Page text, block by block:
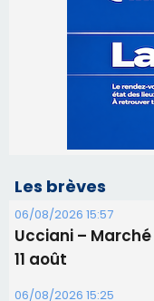
Les brèves
06/08/2026 15:57